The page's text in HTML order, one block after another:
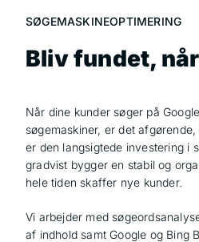
SØGEMASKINEOPTIMERING
Bliv fundet,
Når dine kunder søger på
søgemaskiner, er det
er den langsigtede investering i
gradvist bygger en stabil og
hele tiden skaffer nye kunder.
Vi arbejder med
af indhold samt Google og Bing